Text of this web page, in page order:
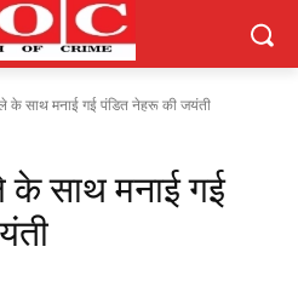
के साथ मनाई गई पंडित नेहरू की जयंती
के साथ मनाई गई